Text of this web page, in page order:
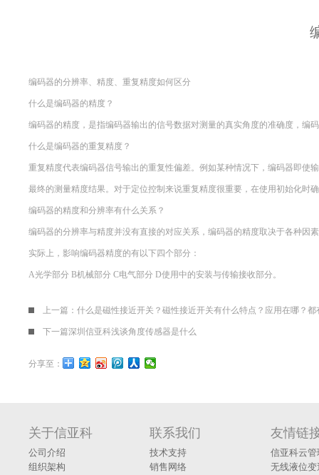
编码器的分辨率、精度、重复精度如何区分
什么是编码器的精度？
编码器的精度，是指编码器输出的信号数据对测量的真实角度的准确度，编
什么是编码器的重复精度？
重复精度代表编码器信号输出的重复性偏差。例如某种情况下，编码器即使
最终的测量精度结果。对于定位控制来说重复精度很重要，在使用初始化时
编码器的精度和分辨率有什么关系？
编码器的分辨率与精度并没有直接的对应关系，编码器的精度取决于各种因
实际上，影响编码器精度的有以下四个部分：
A光学部分 B机械部分 C电气部分 D使用中的安装与传输接收部分。
上一篇： 什么是磁性接近开关？磁性接近开关有什么特点？应用在哪？都
下一篇深圳信亚科浅谈角度传感器是什么
分享至：
关于信亚科
公司介绍
组织架构
联系我们
技术支持
销售网络
友情链
信亚科云管
无线液位变